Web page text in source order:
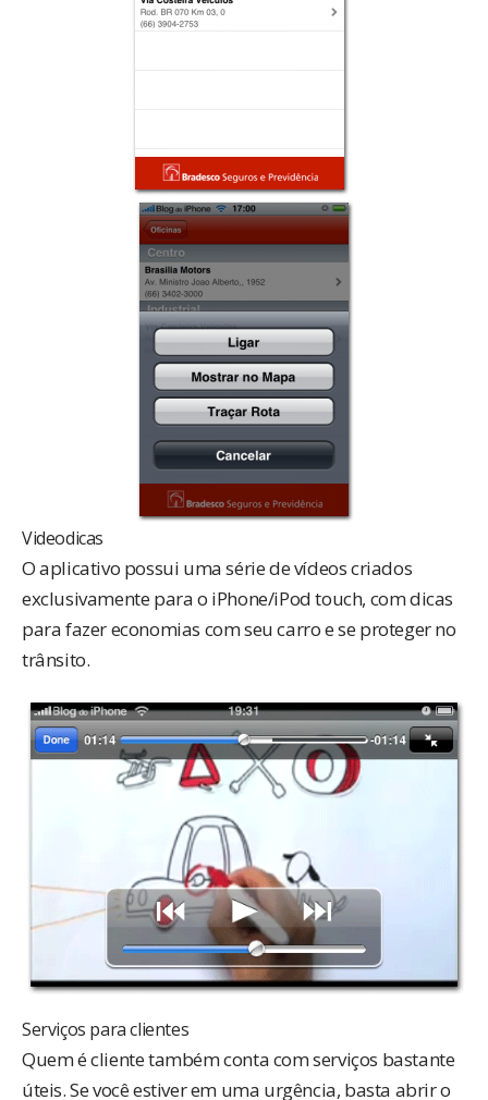
Videodicas
O aplicativo possui uma série de vídeos criados
exclusivamente para o iPhone/iPod touch, com dicas
para fazer economias com seu carro e se proteger no
trânsito.
Serviços para clientes
Quem é cliente também conta com serviços bastante
úteis. Se você estiver em uma urgência, basta abrir o